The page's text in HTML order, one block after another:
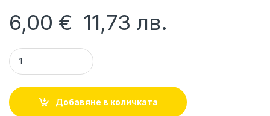
6,00 € 11,73 лв.
Бебешка възглавница AIR COMFORT 35/27 см LORELLI
Добавяне в количката